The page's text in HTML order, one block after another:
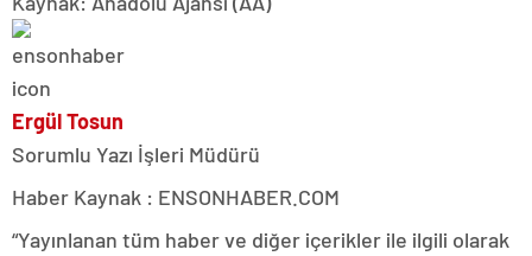
Ergül Tosun
Sorumlu Yazı İşleri Müdürü
Haber Kaynak : ENSONHABER.COM
“Yayınlanan tüm haber ve diğer içerikler ile ilgili olarak